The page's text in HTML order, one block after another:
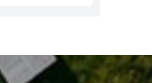
LiFePO4 para
comercial e